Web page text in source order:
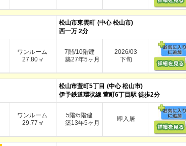
松山市東雲町 (中心 松山市)
西一万 2分
ワンルーム
27.80㎡
7階/10階建
築27年5ヶ月
2026/03
下旬
松山市萱町5丁目 (中心 松山市)
伊予鉄道環状線 萱町6丁目駅 徒歩2分
ワンルーム
29.77㎡
5階/5階建
築13年5ヶ月
即入居